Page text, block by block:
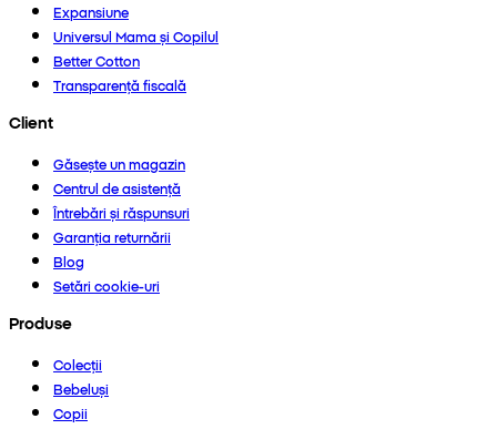
Expansiune
Universul Mama și Copilul
Better Cotton
Transparență fiscală
Client
Găsește un magazin
Centrul de asistență
Întrebări și răspunsuri
Garanția returnării
Blog
Setări cookie-uri
Produse
Colecții
Bebeluși
Copii